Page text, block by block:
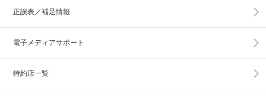
正誤表／補足情報
電子メディアサポート
特約店一覧